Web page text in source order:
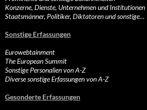
Konzerne, Dienste, Unternehmen und Institutionen
Staatsmänner, Politiker, Diktatoren und sonstige…
Sonstige Erfassungen
Eurowebtainment
The European Summit
Sonstige Personalien von A-Z
Diverse sonstige Erfassungen von A-Z
Gesonderte Erfassungen